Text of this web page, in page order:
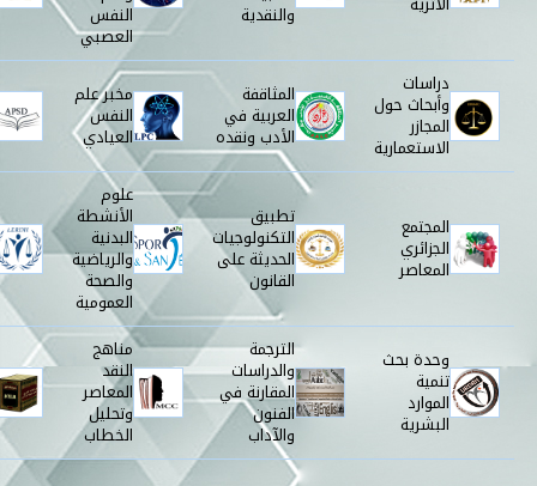
والنقدية النفس
العصبي
دراسات
وأبحاث حول
المجازر
الاستعمارية
المثاقفة
العربية في
الأدب ونقده
مخبر علم
النفس
العيادي
المجتمع
الجزائري
المعاصر
تطبيق
التكنولوجيات
الحديثة على
القانون
علوم
الأنشطة
البدنية
والرياضية
والصحة
العمومية
وحدة بحث
تنمية
الموارد
البشرية
الترجمة
والدراسات
المقارنة في
الفنون
والآداب
مناهج
النقد
المعاصر
وتحليل
الخطاب